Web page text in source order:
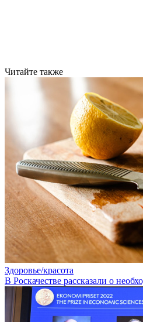
Читайте также
Здоровье/красота
В Роскачестве рассказали о